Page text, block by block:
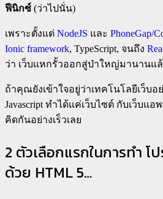
ฟีนิกซ์ (ว่าไปนั่น)
เพราะตั้งแต่ NodeJS และ PhoneGap/
Ionic framework, TypeScript, จนถึง
ว่า เว็บแหกรั้วออกสู่ป่าใหญ่มานานแ
ถ้าคุณยังเข้าใจอยู่ว่าเทคโนโลยีเว็บอย่
Javascript ทำได้แค่เว็บไซต์ กับเว็บแ
คิดกันอย่างเร็วเลย
2 ตัวเลือกแรกในการทำ โ
ด้วย HTML 5…